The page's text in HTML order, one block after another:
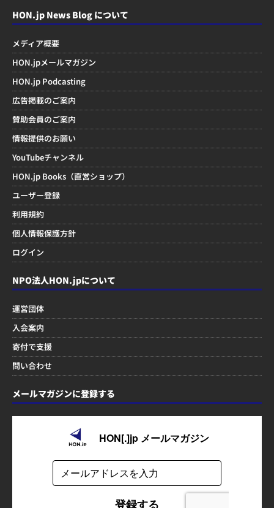
HON.jp News Blog について
メディア概要
HON.jpメールマガジン
HON.jp Podcasting
広告掲載のご案内
賛助会員のご案内
情報提供のお願い
YouTubeチャンネル
HON.jp Books（直営ショップ）
ユーザー登録
利用規約
個人情報保護方針
ログイン
NPO法人HON.jpについて
運営団体
入会案内
寄付で支援
問い合わせ
メールマガジンに登録する